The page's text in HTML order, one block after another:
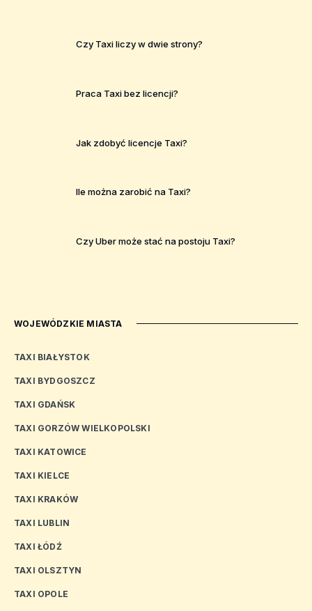
Czy Taxi liczy w dwie strony?
Praca Taxi bez licencji?
Jak zdobyć licencje Taxi?
Ile można zarobić na Taxi?
Czy Uber może stać na postoju Taxi?
WOJEWÓDZKIE MIASTA
TAXI BIAŁYSTOK
TAXI BYDGOSZCZ
TAXI GDAŃSK
TAXI GORZÓW WIELKOPOLSKI
TAXI KATOWICE
TAXI KIELCE
TAXI KRAKÓW
TAXI LUBLIN
TAXI ŁÓDŹ
TAXI OLSZTYN
TAXI OPOLE